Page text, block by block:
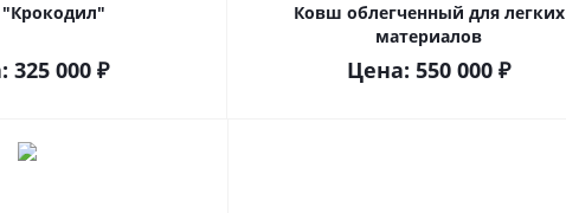
325 000 ₽
Ковш облегченный для легких
материалов
Цена: 550 000 ₽